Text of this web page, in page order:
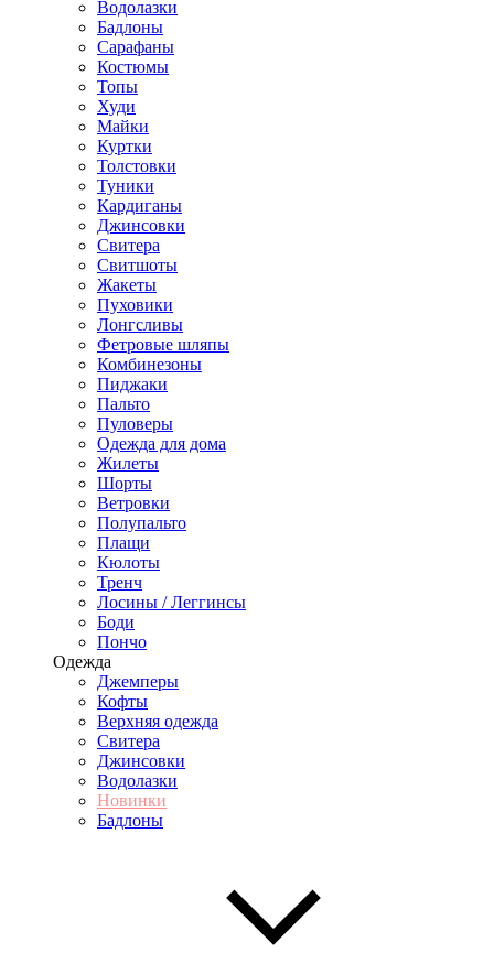
Водолазки
Бадлоны
Сарафаны
Костюмы
Топы
Худи
Майки
Куртки
Толстовки
Туники
Кардиганы
Джинсовки
Свитера
Свитшоты
Жакеты
Пуховики
Лонгсливы
Фетровые шляпы
Комбинезоны
Пиджаки
Пальто
Пуловеры
Одежда для дома
Жилеты
Шорты
Ветровки
Полупальто
Плащи
Кюлоты
Тренч
Лосины / Леггинсы
Боди
Пончо
Одежда
Джемперы
Кофты
Верхняя одежда
Свитера
Джинсовки
Водолазки
Новинки
Бадлоны